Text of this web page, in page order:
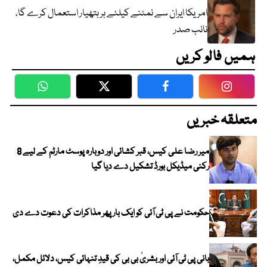
امریکا ایران سے نمٹنے کیلئے ہر ہتھیار استعمال کرے گا،
نائب صدر
ہمیں فالو کریں
WhatsApp Twitter Facebook
متعلقہ خبریں
میر رضا علی کیس، قبر کشائی اور دوبارہ پوسٹ مارٹم کے لیے 8
رکنی میڈیکل بورڈ تشکیل دے دیا گیا
حکومت نے پی ٹی آئی کو ایک بارپھر مذاکرات کی دعوت دے دی
بانی پی ٹی آئی اور بشریٰ بی بی کی قیدِ تنہائی کیس، دلائل مکمل،